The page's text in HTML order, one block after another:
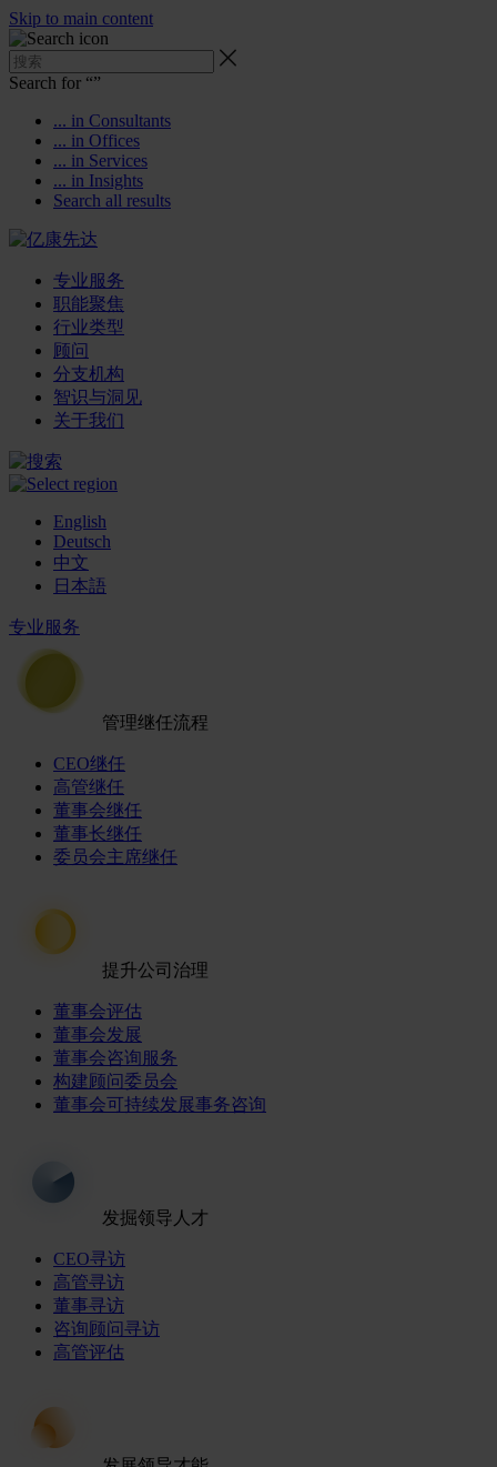
Skip to main content
Search for “”
... in Consultants
... in Offices
... in Services
... in Insights
Search all results
专业服务
职能聚焦
行业类型
顾问
分支机构
智识与洞见
关于我们
English
Deutsch
中文
日本語
专业服务
管理继任流程
CEO继任
高管继任
董事会继任
董事长继任
委员会主席继任
提升公司治理
董事会评估
董事会发展
董事会咨询服务
构建顾问委员会
董事会可持续发展事务咨询
发掘领导人才
CEO寻访
高管寻访
董事寻访
咨询顾问寻访
高管评估